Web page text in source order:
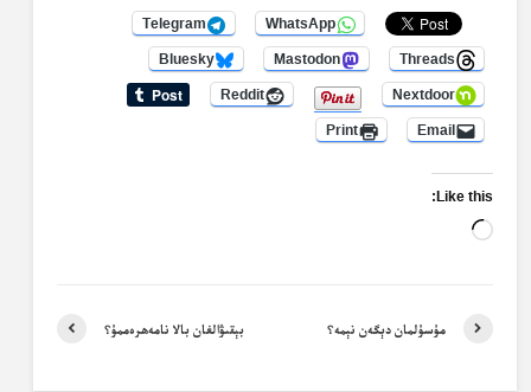
WhatsApp
Telegram
Threads
Mastodon
Bluesky
Nextdoor
Reddit
Email
Print
Like this:
Loading…
بېقىۋالغان بالا نامەھرەممۇ؟ مۇسۇلمان دېگەن نېمە؟